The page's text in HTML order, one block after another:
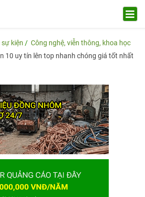
kiện
Công nghệ, viễn thông, khoa học
10 uy tín lên top nhanh chóng giá tốt nhất